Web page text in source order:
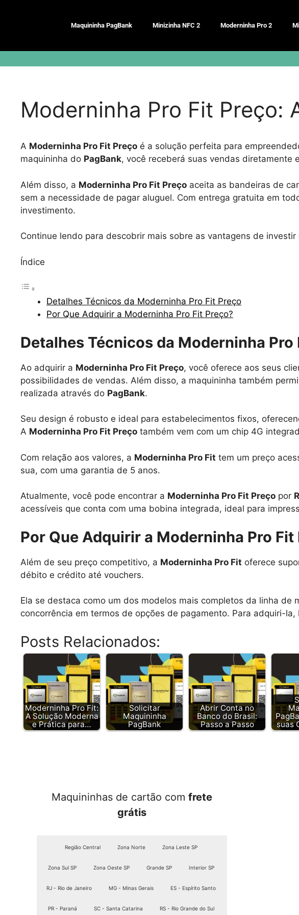
Maquininha PagBank Minizinha NFC 2 Moderninha Pro 2
Moderninha Pro Fit Preço:
A Moderninha Pro Fit Preço é a solução perfeita para
maquininha do PagBank, você receberá suas vendas diretamente
Além disso, a Moderninha Pro Fit Preço aceita as bandeiras de
sem a necessidade de pagar aluguel. Com entrega gratuita em
investimento.
Continue lendo para descobrir mais sobre as vantagens de investir
Índice
Detalhes Técnicos da Moderninha Pro Fit Preço
Por Que Adquirir a Moderninha Pro Fit Preço?
Detalhes Técnicos da Moderninha Pro
Ao adquirir a Moderninha Pro Fit Preço, você oferece aos seus
possibilidades de vendas. Além disso, a maquininha também
realizada através do PagBank.
Seu design é robusto e ideal para estabelecimentos fixos,
A Moderninha Pro Fit Preço também vem com um chip 4G
Com relação aos valores, a Moderninha Pro Fit tem um preço
sua, com uma garantia de 5 anos.
Atualmente, você pode encontrar a Moderninha Pro Fit Preço por
acessíveis que conta com uma bobina integrada, ideal para
Por Que Adquirir a Moderninha Pro Fit
Além de seu preço competitivo, a Moderninha Pro Fit oferece
débito e crédito até vouchers.
Ela se destaca como um dos modelos mais completos da linha de
concorrência em termos de opções de pagamento. Para adquiri-
Posts Relacionados:
Moderninha Pro Fit:
A Solução Moderna
e Prática para…
Solicitar
Maquininha
PagBank
Abrir Conta no
Banco do Brasil:
Passo a Passo
suas
Maquininhas de cartão comfrete
grátis
Região Central Zona Norte Zona Leste SP
Zona Sul SP Zona Oeste SP Grande SP Interior SP
RJ - Rio de Janeiro MG - Minas Gerais ES - Espírito Santo
PR - Paraná SC - Santa Catarina RS - Rio Grande do Sul